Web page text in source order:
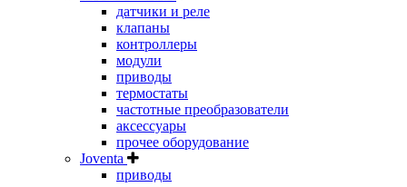
датчики и реле
клапаны
контроллеры
модули
приводы
термостаты
частотные преобразователи
аксессуары
прочее оборудование
Joventa
приводы